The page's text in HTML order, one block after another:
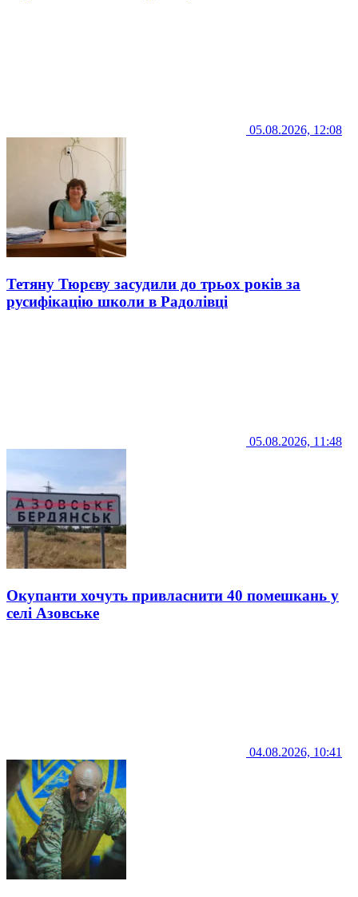
05.08.2026, 12:08
Тетяну Тюрєву засудили до трьох років за
русифікацію школи в Радолівці
05.08.2026, 11:48
Окупанти хочуть привласнити 40 помешкань у
селі Азовське
04.08.2026, 10:41